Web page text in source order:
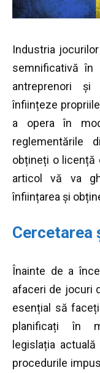
Industria
semnificativă în
antreprenori
înființeze
a opera în
reglementările
obțineți o licență
articol vă va
înființarea și
Cercetarea
Înainte de a
afaceri de jocuri
esențial să
planificați în
legislația
procedurile